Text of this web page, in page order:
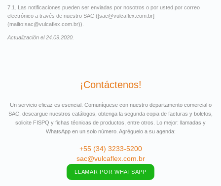
7.1. Las notificaciones pueden ser enviadas por nosotros o por usted por correo
electrónico a través de nuestro SAC ([sac@vulcaflex.com.br]
(mailto:sac@vulcaflex.com.br)).
Actualización el 24.09.2020.
¡Contáctenos!
Un servicio eficaz es esencial. Comuníquese con nuestro departamento comercial o
SAC, descargue nuestros catálogos, obtenga la segunda copia de facturas y boletos,
solicite FISPQ y fichas técnicas de productos, entre otros. Lo mejor: llamadas y
WhatsApp en un solo número. Agréguelo a su agenda:
+55 (34) 3233-5200
sac@vulcaflex.com.br
LLAMAR POR WHATSAPP